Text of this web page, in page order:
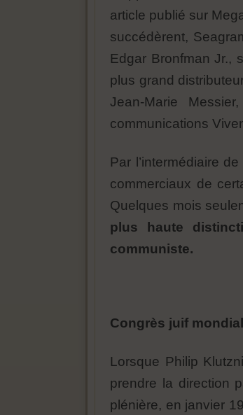
article publié sur
succédèrent,
Edgar Bronfman Jr.,
plus grand
Jean-Marie
communications
Par l’intermédiaire
commerciaux de
Quelques mois
plus haute
communiste.
Congrès juif mondial
Lorsque Philip
prendre la direction
plénière, en janvier